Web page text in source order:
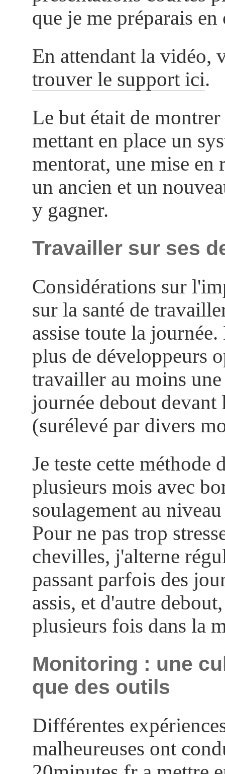
que je me préparais
En attendant la vidéo,
trouver le support ici.
Le but était de
mettant en place un
mentorat, une mise en
un ancien et un
y gagner.
Travailler sur ses
Considérations sur
sur la santé de
assise toute la
plus de développeurs
travailler au moins
journée debout devant
(surélevé par divers
Je teste cette méthode
plusieurs mois avec
soulagement au
Pour ne pas trop
chevilles, j'alterne
passant parfois des
assis, et d'autre
plusieurs fois dans la
Monitoring : une
que des outils
Différentes
malheureuses ont